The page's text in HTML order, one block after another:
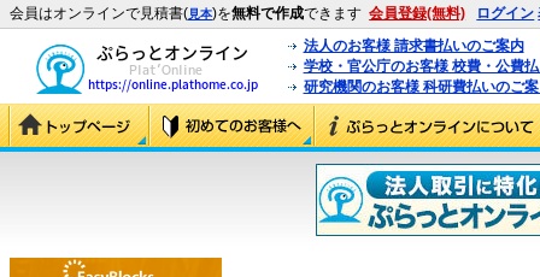
会員はオンラインで見積書(見本)を無料で作成できます 会員登録(無料) ログイン
法人のお客様 請求書払いのご案内
学校・官公庁のお客様 校費・公費
研究機関のお客様 科研費払いのご